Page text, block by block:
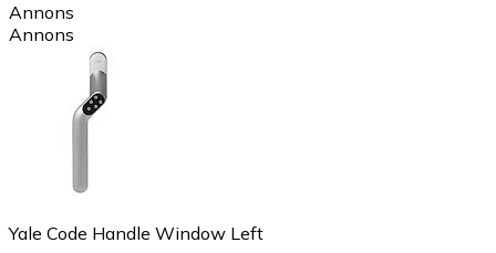
Annons
Annons
Yale Code Handle Window Left